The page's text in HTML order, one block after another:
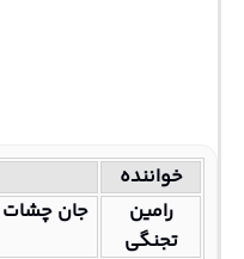
خواننده
رامین
تجنگی
جان چشات